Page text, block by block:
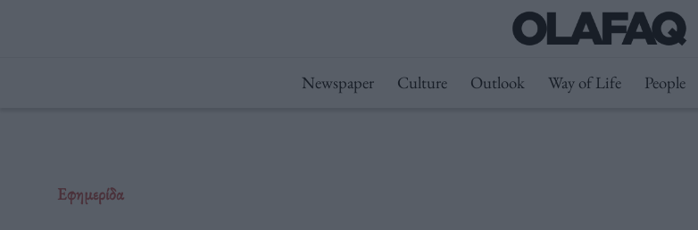
Newspaper Culture Outlook Way of Life People
Εφημερίδα